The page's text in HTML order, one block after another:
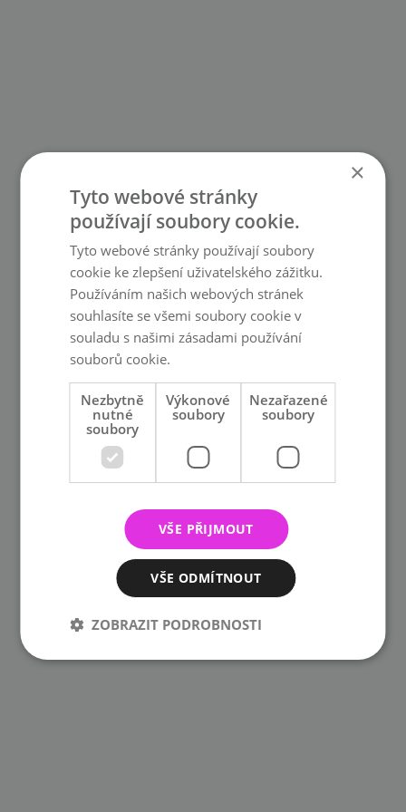
×
Tyto webové stránky
používají soubory cookie.
Tyto webové stránky používají soubory
cookie ke zlepšení uživatelského zážitku.
Používáním našich webových stránek
souhlasíte se všemi soubory cookie v
souladu s našimi zásadami používání
souborů cookie.
Nezbytně
nutné
soubory
Výkonové
soubory
Nezařazené
soubory
VŠE PŘIJMOUT
VŠE ODMÍTNOUT
ZOBRAZIT PODROBNOSTI